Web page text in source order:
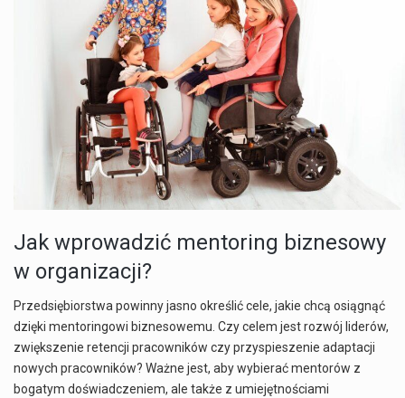
Jak wprowadzić mentoring biznesowy
w organizacji?
Przedsiębiorstwa powinny jasno określić cele, jakie chcą osiągnąć
dzięki mentoringowi biznesowemu. Czy celem jest rozwój liderów,
zwiększenie retencji pracowników czy przyspieszenie adaptacji
nowych pracowników? Ważne jest, aby wybierać mentorów z
bogatym doświadczeniem, ale także z umiejętnościami